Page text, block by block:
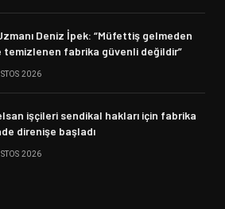
Deniz İpek: “Müfettiş gelmeden
temizlenen fabrika güvenli değildir”
2026
işçileri sendikal hakları için fabrika
direnişe başladı
2026